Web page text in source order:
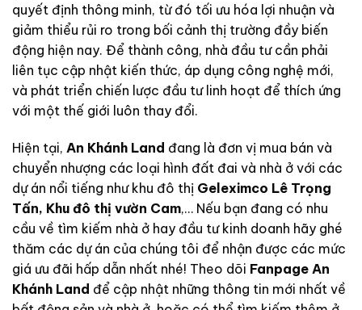
quyết định thông minh, từ đó tối ưu hóa lợi nhuận và
giảm thiểu rủi ro trong bối cảnh thị trường đầy biến
động hiện nay. Để thành công, nhà đầu tư cần phải
liên tục cập nhật kiến thức, áp dụng công nghệ mới,
và phát triển chiến lược đầu tư linh hoạt để thích ứng
với một thế giới luôn thay đổi.
Hiện tại, An Khánh Land đang là đơn vị mua bán và
chuyển nhượng các loại hình đất đai và nhà ở với các
dự án nổi tiếng như khu đô thị Geleximco Lê Trọng
Tấn, Khu đô thị vườn Cam,… Nếu bạn đang có nhu
cầu về tìm kiếm nhà ở hay đầu tư kinh doanh hãy ghé
thăm các dự án của chúng tôi để nhận được các mức
giá ưu đãi hấp dẫn nhất nhé! Theo dõi Fanpage An
Khánh Land để cập nhật những thông tin mới nhất về